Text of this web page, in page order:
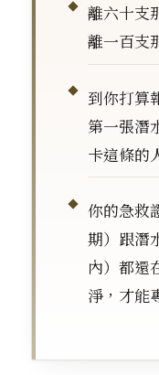
離六十支
離一百支
到你打算
第一張潛
卡這條的
你的急救
期）跟潛
內）都還
淨，才能